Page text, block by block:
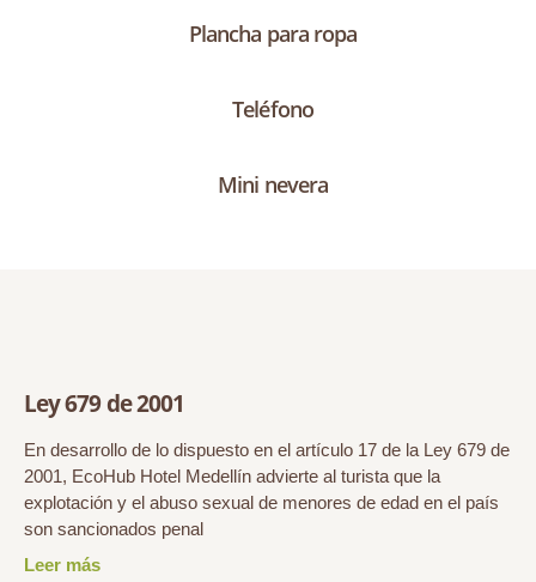
Plancha para ropa
Teléfono
Mini nevera
Ley 679 de 2001
En desarrollo de lo dispuesto en el artículo 17 de la Ley 679 de
2001, EcoHub Hotel Medellín advierte al turista que la
explotación y el abuso sexual de menores de edad en el país
son sancionados penal